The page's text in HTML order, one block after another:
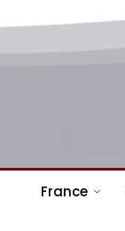
France